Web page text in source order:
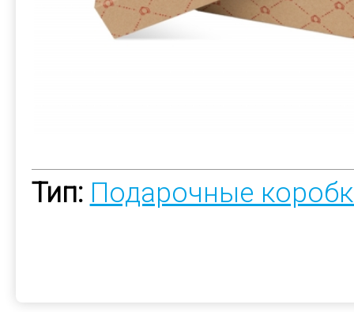
Тип: Подарочные